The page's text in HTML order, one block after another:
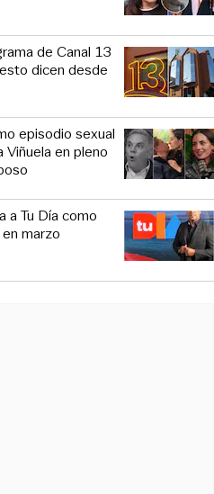
de Canal 13
dicen desde
episodio sexual
en pleno
a Tu Día como
marzo